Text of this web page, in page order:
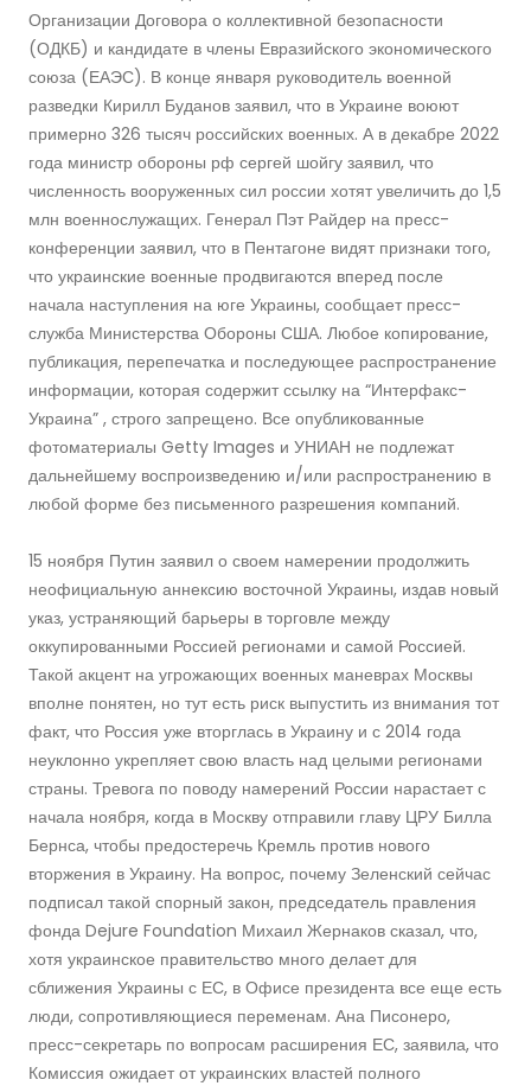
Организации Договора о коллективной безопасности
(ОДКБ) и кандидате в члены Евразийского экономического
союза (ЕАЭС). В конце января руководитель военной
разведки Кирилл Буданов заявил, что в Украине воюют
примерно 326 тысяч российских военных. А в декабре 2022
года министр обороны рф сергей шойгу заявил, что
численность вооруженных сил россии хотят увеличить до 1,5
млн военнослужащих. Генерал Пэт Райдер на пресс-
конференции заявил, что в Пентагоне видят признаки того,
что украинские военные продвигаются вперед после
начала наступления на юге Украины, сообщает пресс-
служба Министерства Обороны США. Любое копирование,
публикация, перепечатка и последующее распространение
информации, которая содержит ссылку на “Интерфакс-
Украина” , строго запрещено. Все опубликованные
фотоматериалы Getty Images и УНИАН не подлежат
дальнейшему воспроизведению и/или распространению в
любой форме без письменного разрешения компаний.
15 ноября Путин заявил о своем намерении продолжить
неофициальную аннексию восточной Украины, издав новый
указ, устраняющий барьеры в торговле между
оккупированными Россией регионами и самой Россией.
Такой акцент на угрожающих военных маневрах Москвы
вполне понятен, но тут есть риск выпустить из внимания тот
факт, что Россия уже вторглась в Украину и с 2014 года
неуклонно укрепляет свою власть над целыми регионами
страны. Тревога по поводу намерений России нарастает с
начала ноября, когда в Москву отправили главу ЦРУ Билла
Бернса, чтобы предостеречь Кремль против нового
вторжения в Украину. На вопрос, почему Зеленский сейчас
подписал такой спорный закон, председатель правления
фонда Dejure Foundation Михаил Жернаков сказал, что,
хотя украинское правительство много делает для
сближения Украины с ЕС, в Офисе президента все еще есть
люди, сопротивляющиеся переменам. Ана Писонеро,
пресс-секретарь по вопросам расширения ЕС, заявила, что
Комиссия ожидает от украинских властей полного